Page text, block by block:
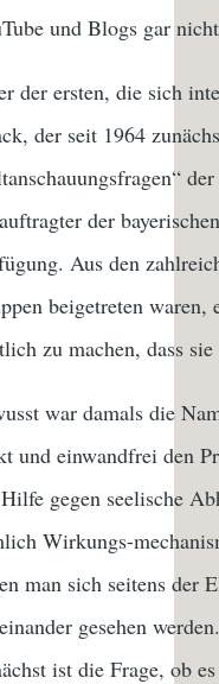
und Blogs gar
der ersten, die sich
der seit 1964
der
Aus den
beigetreten
zu machen, dass
war damals die
und einwandfrei den
gegen seelische
Wirkungs-
man sich seitens der
gesehen
ist die Frage, ob